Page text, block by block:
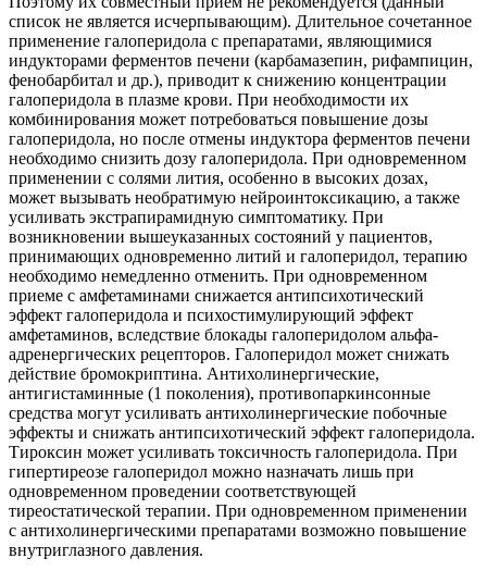
список не является исчерпывающим). Длительное сочетанное
применение галоперидола с препаратами, являющимися
индукторами ферментов печени (карбамазепин, рифампицин,
фенобарбитал и др.), приводит к снижению концентрации
галоперидола в плазме крови. При необходимости их
комбинирования может потребоваться повышение дозы
галоперидола, но после отмены индуктора ферментов печени
необходимо снизить дозу галоперидола. При одновременном
применении с солями лития, особенно в высоких дозах,
может вызывать необратимую нейроинтоксикацию, а также
усиливать экстрапирамидную симптоматику. При
возникновении вышеуказанных состояний у пациентов,
принимающих одновременно литий и галоперидол, терапию
необходимо немедленно отменить. При одновременном
приеме с амфетаминами снижается антипсихотический
эффект галоперидола и психостимулирующий эффект
амфетаминов, вследствие блокады галоперидолом альфа-
адренергических рецепторов. Галоперидол может снижать
действие бромокриптина. Антихолинергические,
антигистаминные (1 поколения), противопаркинсонные
средства могут усиливать антихолинергические побочные
эффекты и снижать антипсихотический эффект галоперидола.
Тироксин может усиливать токсичность галоперидола. При
гипертиреозе галоперидол можно назначать лишь при
одновременном проведении соответствующей
тиреостатической терапии. При одновременном применении
с антихолинергическими препаратами возможно повышение
внутриглазного давления.